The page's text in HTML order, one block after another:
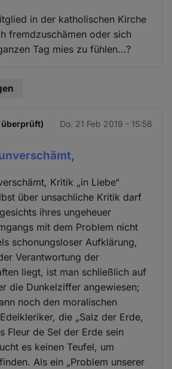
in der katholischen Kirche
fremdzuschämen oder sich
Tag mies zu fühlen...?
überprüft) Do. 21 Feb 2019 - 15:56
Kritik „in Liebe“
über unsachliche Kritik darf
ihres ungeheuer
mit dem Problem nicht
schonungsloser Aufklärung,
Verantwortung der
liegt, ist man schließlich auf
die Dunkelziffer angewiesen;
noch den moralischen
die „Salz der Erde,
Fleur de Sel der Erde sein
es keinen Teufel, um
Als ein „Problem unserer